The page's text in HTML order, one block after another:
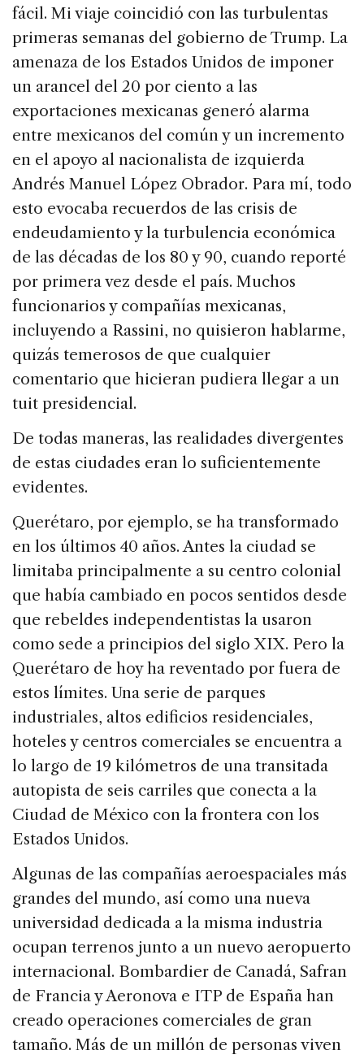
fácil. Mi viaje coincidió con las turbulentas
primeras semanas del gobierno de Trump. La
amenaza de los Estados Unidos de imponer
un arancel del 20 por ciento a las
exportaciones mexicanas generó alarma
entre mexicanos del común y un incremento
en el apoyo al nacionalista de izquierda
Andrés Manuel López Obrador. Para mí, todo
esto evocaba recuerdos de las crisis de
endeudamiento y la turbulencia económica
de las décadas de los 80 y 90, cuando reporté
por primera vez desde el país. Muchos
funcionarios y compañías mexicanas,
incluyendo a Rassini, no quisieron hablarme,
quizás temerosos de que cualquier
comentario que hicieran pudiera llegar a un
tuit presidencial.
De todas maneras, las realidades divergentes
de estas ciudades eran lo suficientemente
evidentes.
Querétaro, por ejemplo, se ha transformado
en los últimos 40 años. Antes la ciudad se
limitaba principalmente a su centro colonial
que había cambiado en pocos sentidos desde
que rebeldes independentistas la usaron
como sede a principios del siglo XIX. Pero la
Querétaro de hoy ha reventado por fuera de
estos límites. Una serie de parques
industriales, altos edificios residenciales,
hoteles y centros comerciales se encuentra a
lo largo de 19 kilómetros de una transitada
autopista de seis carriles que conecta a la
Ciudad de México con la frontera con los
Estados Unidos.
Algunas de las compañías aeroespaciales más
grandes del mundo, así como una nueva
universidad dedicada a la misma industria
ocupan terrenos junto a un nuevo aeropuerto
internacional. Bombardier de Canadá, Safran
de Francia y Aeronova e ITP de España han
creado operaciones comerciales de gran
tamaño. Más de un millón de personas viven